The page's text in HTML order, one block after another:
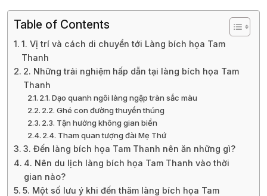
Table of Contents
1. Vị trí và cách di chuyển tới Làng bích họa Tam
Thanh
2. Những trải nghiệm hấp dẫn tại làng bích họa Tam
Thanh
2.1. Dạo quanh ngôi làng ngập tràn sắc màu
2.2. Ghé con đường thuyền thúng
2.3. Tận hưởng không gian biển
2.4. Tham quan tượng đài Mẹ Thứ
3. Đến làng bích họa Tam Thanh nên ăn những gì?
4. Nên du lịch làng bích họa Tam Thanh vào thời
gian nào?
5. Một số lưu ý khi đến thăm làng bích họa Tam